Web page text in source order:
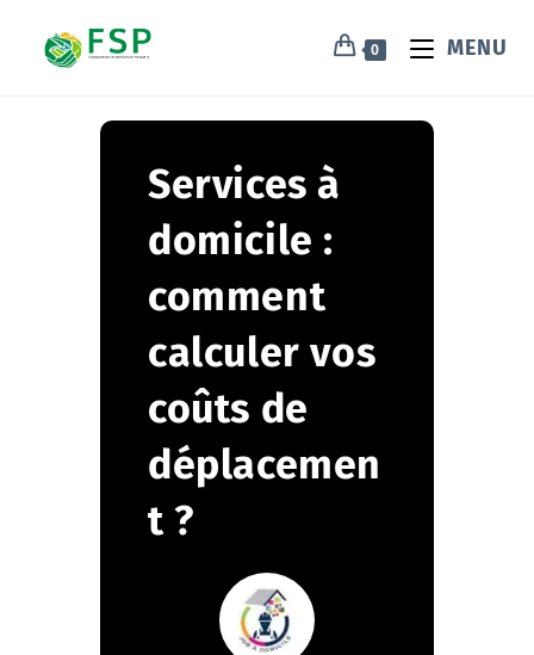
0 MENU
Services à
domicile :
comment
calculer vos
coûts de
déplacemen
t ?